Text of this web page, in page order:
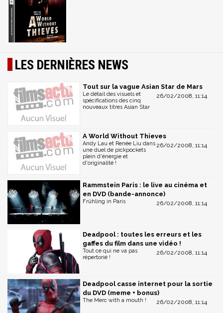
LES DERNIÈRES NEWS
Tout sur la vague Asian Star de Mars
26/02/2008, 11:14
Le détail des visuels et
spécifications des cinq
nouveaux titres Asian Star
A World Without Thieves
26/02/2008, 11:14
Andy Lau et Renée Liu dans
une duel de pickpockets
plein d'énergie et
d'originalité !
Rammstein Paris : le live au cinéma et
en DVD (bande-annonce)
26/02/2008, 11:14
Frühling in Paris
Deadpool : toutes les erreurs et les
gaffes du film dans une vidéo !
26/02/2008, 11:14
Tout ce qui ne va pas
répertorié !
Deadpool casse internet pour la sortie
du DVD (meme + bonus)
26/02/2008, 11:14
The Merc with a mouth !